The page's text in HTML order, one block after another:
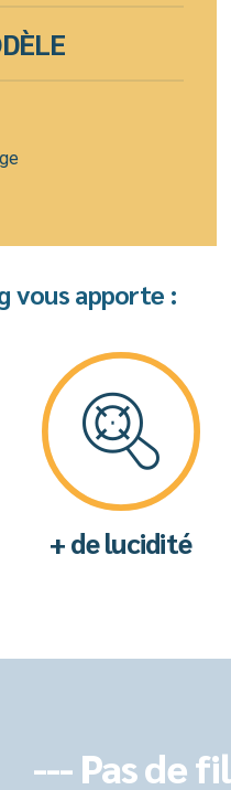
vous apporte :
+ de lucidité
--- Pas de